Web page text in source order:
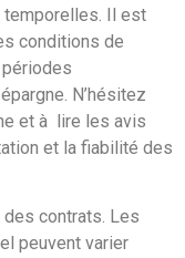
Il est
conditions de
N’hésitez
et à lire les avis
et la fiabilité des
contrats. Les
peuvent varier